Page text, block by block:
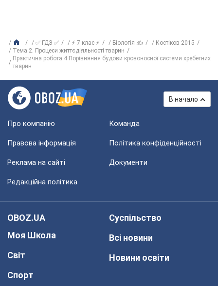
✅ ГДЗ ✅ ⚡ 7 клас ⚡ Біологія ✍
Костіков 2015
Тема 2. Процеси життєдіяльності тварин
Практична робота 4 Порівняння будови кровоносної системи хребетних
тварин
В начало
Про компанію Команда
Правова інформація Політика конфіденційності
Реклама на сайті Документи
Редакційна політика
OBOZ.UA
Моя Школа
Світ
Спорт
Суспільство
Всі новини
Новини освіти